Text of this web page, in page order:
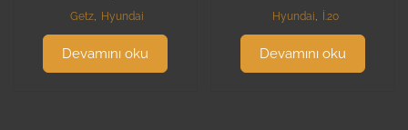
Getz, Hyundai
Devamını oku
Hyundai, İ.20
Devamını oku